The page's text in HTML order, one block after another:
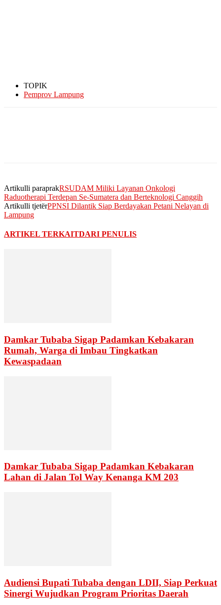
TOPIK
Pemprov Lampung
Artikulli paraprakRSUDAM Miliki Layanan Onkologi
Raduotherapi Terdepan Se-Sumatera dan Berteknologi Canggih
Artikulli tjetërPPNSI Dilantik Siap Berdayakan Petani Nelayan di
Lampung
ARTIKEL TERKAITDARI PENULIS
Damkar Tubaba Sigap Padamkan Kebakaran
Rumah, Warga di Imbau Tingkatkan
Kewaspadaan
Damkar Tubaba Sigap Padamkan Kebakaran
Lahan di Jalan Tol Way Kenanga KM 203
Audiensi Bupati Tubaba dengan LDII, Siap Perkuat
Sinergi Wujudkan Program Prioritas Daerah